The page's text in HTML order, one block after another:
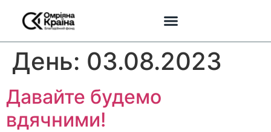
День: 03.08.2023
Давайте будемо
вдячними!